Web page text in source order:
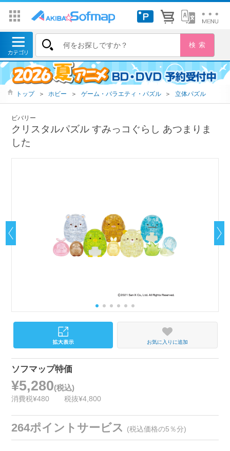
トップ ＞ ホビー ＞ ゲーム・バラエティ・パズル ＞ 立体パズル
ビバリー
クリスタルパズル すみっコぐらし あつまりま
した
お気に入りに追加
ソフマップ特価
¥5,280(税込)
消費税¥480 税抜¥4,800
264ポイントサービス (税込価格の5％分)